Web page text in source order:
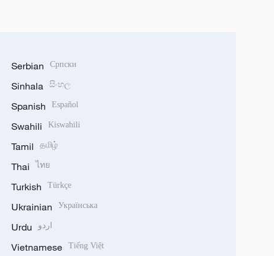
Serbian Српски
Sinhala සිංහල
Spanish Español
Swahili Kiswahili
Tamil தமிழ்
Thai ไทย
Turkish Türkçe
Ukrainian Українська
Urdu اردو
Vietnamese Tiếng Việt